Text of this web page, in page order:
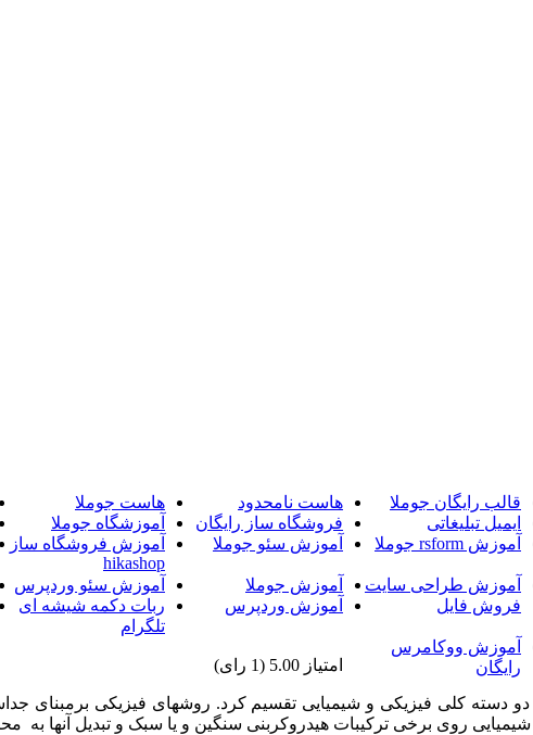
قالب رایگان جوملا هاست نامحدود هاست جوملا
ایمیل تبلیغاتی فروشگاه ساز رایگان آموزشگاه جوملا
آموزش rsform جوملا آموزش سئو جوملا
آموزش فروشگاه ساز
hikashop
آموزش طراحی سایت
فروش فایل
آموزش جوملا آموزش سئو وردپرس
آموزش وردپرس
ربات دکمه شیشه ای
تلگرام
آموزش ووکامرس
رایگان
امتیاز 5.00 (1 رای)
دسته کلی فیزیکی و شیمیایی تقسیم کرد. روشهای فیزیکی برمبنای
روی برخی ترکیبات هیدروکربنی سنگین و یا سبک و تبدیل آنها به